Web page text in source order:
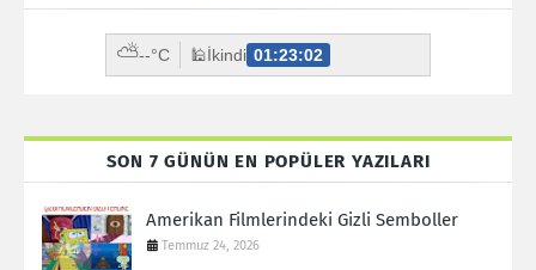
⛅--°C 🕌İkindi 01:23:01
SON 7 GÜNÜN EN POPÜLER YAZILARI
Amerikan Filmlerindeki Gizli Semboller
Temmuz 24, 2026